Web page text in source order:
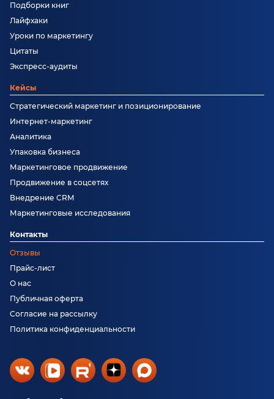
Подборки книг
Лайфхаки
Уроки по маркетингу
Цитаты
Экспресс-аудиты
Кейсы
Стратегический маркетинг и позиционирование
Интернет-маркетинг
Аналитика
Упаковка бизнеса
Маркетинговое продвижение
Продвижение в соцсетях
Внедрение CRM
Маркетинговые исследования
Контакты
Отзывы
Прайс-лист
О нас
Публичная оферта
Согласие на рассылку
Политика конфиденциальности